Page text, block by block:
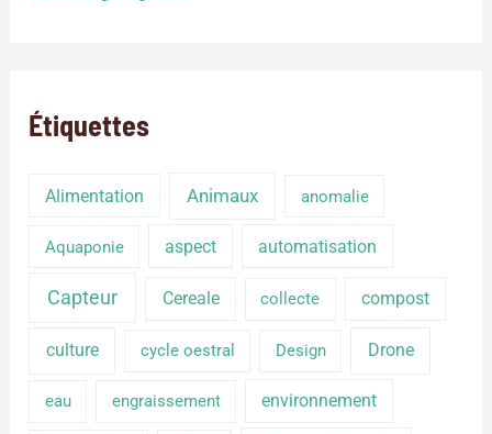
Étiquettes
Alimentation Animaux anomalie
Aquaponie aspect automatisation
Capteur Cereale collecte compost
culture cycle oestral Design Drone
eau engraissement environnement